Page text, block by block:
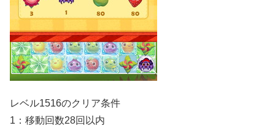
レベル1516のクリア条件
1：移動回数28回以内